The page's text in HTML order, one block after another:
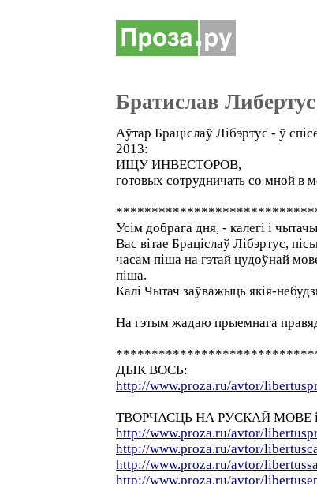
Братислав
Аўтар Браціслаў Лібэртус - ў
2013:
ИЩУ ИНВЕСТОРОВ,
готовых сотрудничать со мной
Усім добрага дня, - калегі і
Вас вітае Браціслаў Лібэртус,
часам піша на гэтай цудоўнай
піша.
Калі Чытач заўважыць якія-
На гэтым жадаю прыемнага
ДЫК ВОСЬ:
http://www.proza.ru/avtor/
ТВОРЧАСЦЬ НА РУСКАЙ МОВЕ і
http://www.proza.ru/avtor/
http://www.proza.ru/avtor/
http://www.proza.ru/avtor/
http://www.proza.ru/avtor/